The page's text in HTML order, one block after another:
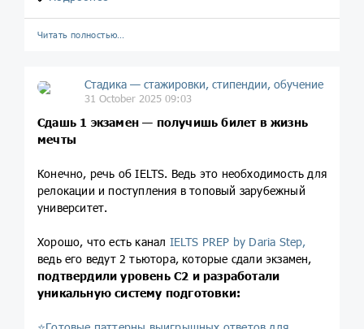
Читать полностью…
Стадика — стажировки, стипендии, обучение
31 October 2025 09:03
Сдашь 1 экзамен — получишь билет в жизнь
мечты
Конечно, речь об IELTS. Ведь это необходимость для
релокации и поступления в топовый зарубежный
университет.
Хорошо, что есть канал IELTS PREP by Daria Step,
ведь его ведут 2 тьютора, которые сдали экзамен,
подтвердили уровень C2 и разработали
уникальную систему подготовки: